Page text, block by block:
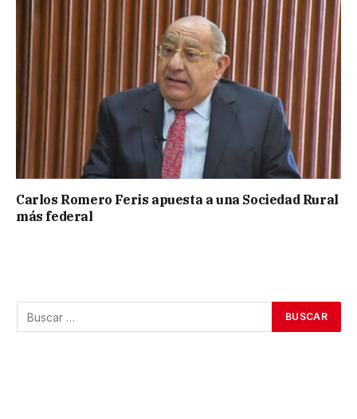
Carlos Romero Feris apuesta a una Sociedad Rural
más federal